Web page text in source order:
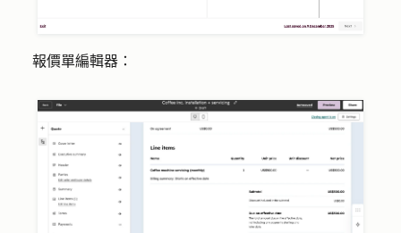
報價單編輯器：